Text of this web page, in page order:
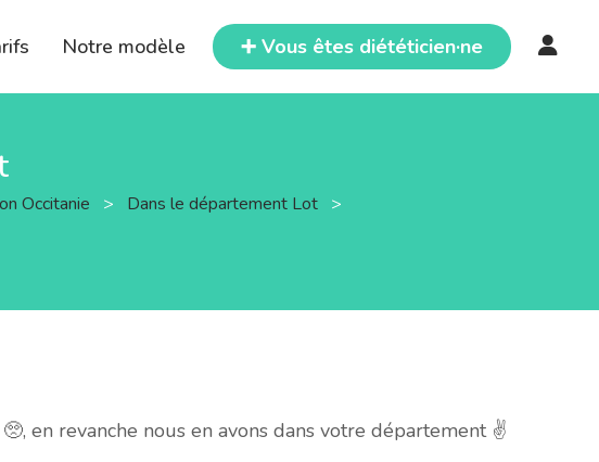
Notre modèle ➕ Vous êtes diététicien·ne
Occitanie > Dans le département Lot >
en revanche nous en avons dans votre département ✌️